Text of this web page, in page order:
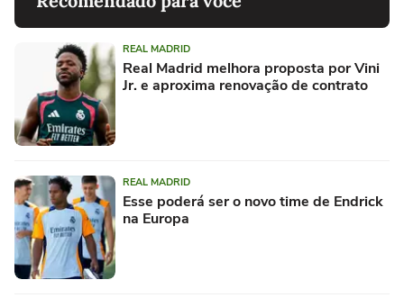
REAL MADRID
Real Madrid melhora proposta por Vini
Jr. e aproxima renovação de contrato
REAL MADRID
Esse poderá ser o novo time de Endrick
na Europa